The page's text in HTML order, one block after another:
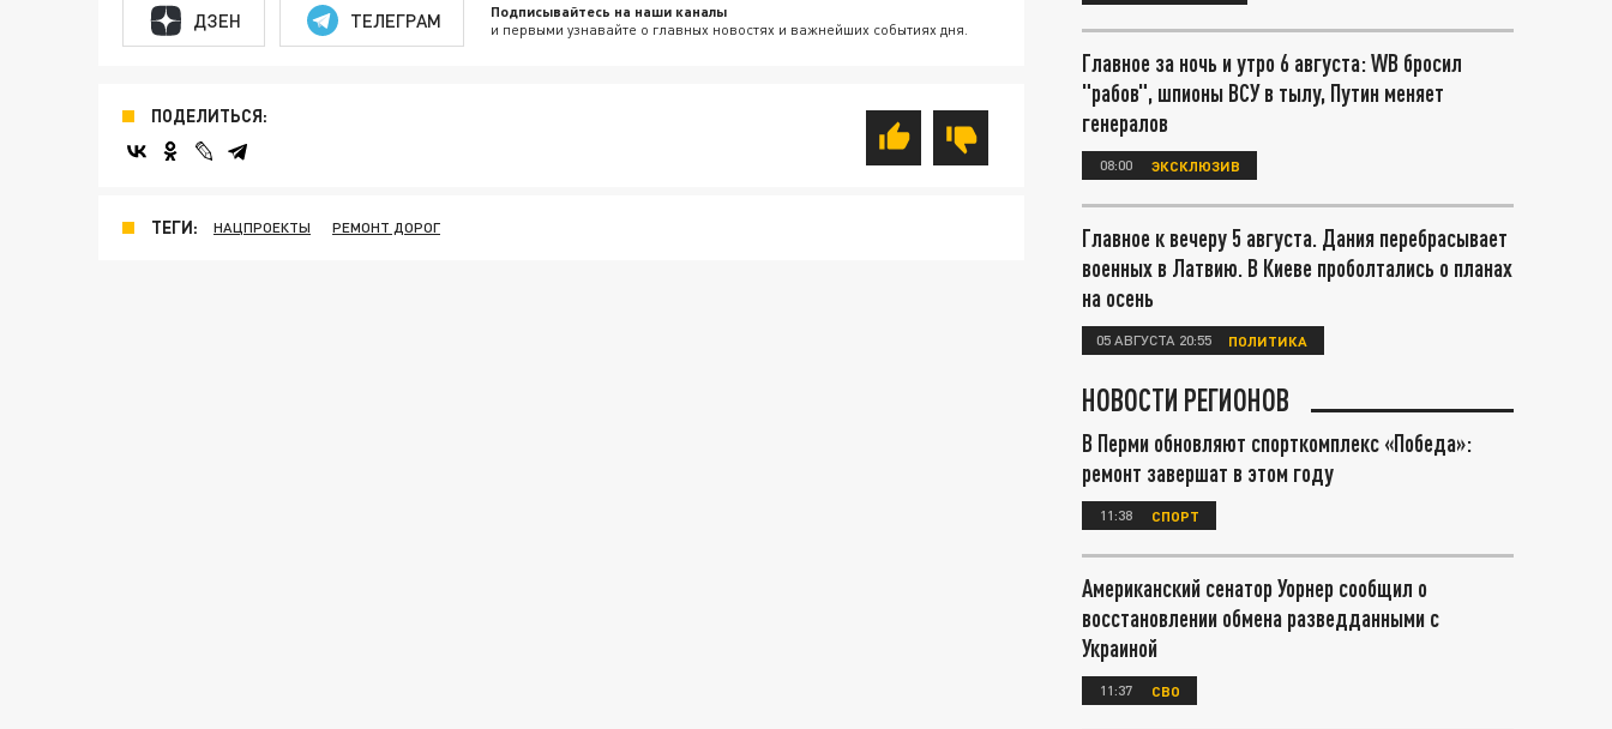
ДЗЕН ТЕЛЕГРАМ Подписывайтесь на наши каналы
и первыми узнавайте о главных новостях и важнейших событиях дня.
ПОДЕЛИТЬСЯ:
ТЕГИ: НАЦПРОЕКТЫ РЕМОНТ ДОРОГ
Главное за ночь и утро 6 августа: WB бросил
"рабов", шпионы ВСУ в тылу, Путин меняет
генералов
08:00 ЭКСКЛЮЗИВ
Главное к вечеру 5 августа. Дания перебрасывает
военных в Латвию. В Киеве проболтались о планах
на осень
05 АВГУСТА 20:55 ПОЛИТИКА
НОВОСТИ РЕГИОНОВ
В Перми обновляют спорткомплекс «Победа»:
ремонт завершат в этом году
11:38 СПОРТ
Американский сенатор Уорнер сообщил о
восстановлении обмена разведданными с
Украиной
11:37 СВО